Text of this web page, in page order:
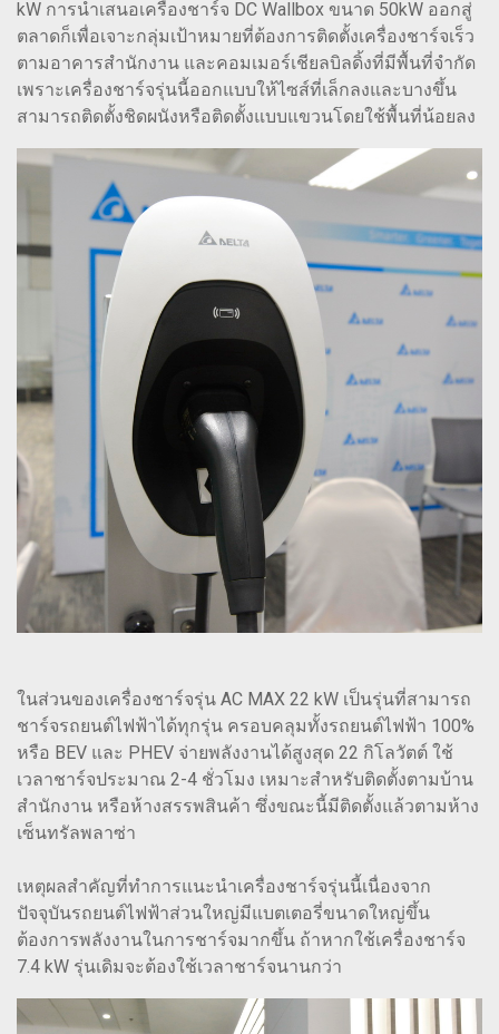
kW การนำเสนอเครื่องชาร์จ DC Wallbox ขนาด 50kW ออกสู่
ตลาดก็เพื่อเจาะกลุ่มเป้าหมายที่ต้องการติดตั้งเครื่องชาร์จเร็ว
ตามอาคารสำนักงาน และคอมเมอร์เชียลบิลดิ้งที่มีพื้นที่จำกัด
เพราะเครื่องชาร์จรุ่นนี้ออกแบบให้ไซส์ที่เล็กลงและบางขึ้น
สามารถติดตั้งชิดผนังหรือติดตั้งแบบแขวนโดยใช้พื้นที่น้อยลง
ในส่วนของเครื่องชาร์จรุ่น AC MAX 22 kW เป็นรุ่นที่สามารถ
ชาร์จรถยนต์ไฟฟ้าได้ทุกรุ่น ครอบคลุมทั้งรถยนต์ไฟฟ้า 100%
หรือ BEV และ PHEV จ่ายพลังงานได้สูงสุด 22 กิโลวัตต์ ใช้
เวลาชาร์จประมาณ 2-4 ชั่วโมง เหมาะสำหรับติดตั้งตามบ้าน
สำนักงาน หรือห้างสรรพสินค้า ซึ่งขณะนี้มีติดตั้งแล้วตามห้าง
เซ็นทรัลพลาซ่า
เหตุผลสำคัญที่ทำการแนะนำเครื่องชาร์จรุ่นนี้เนื่องจาก
ปัจจุบันรถยนต์ไฟฟ้าส่วนใหญ่มีแบตเตอรี่ขนาดใหญ่ขึ้น
ต้องการพลังงานในการชาร์จมากขึ้น ถ้าหากใช้เครื่องชาร์จ
7.4 kW รุ่นเดิมจะต้องใช้เวลาชาร์จนานกว่า